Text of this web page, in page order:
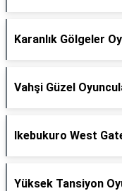
Karanlık Gölgeler
Vahşi Güzel
Ikebukuro West
Yüksek Tansiyon